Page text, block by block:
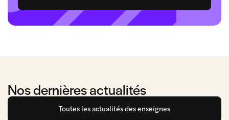
Nos dernières actualités
Toutes les actualités des enseignes